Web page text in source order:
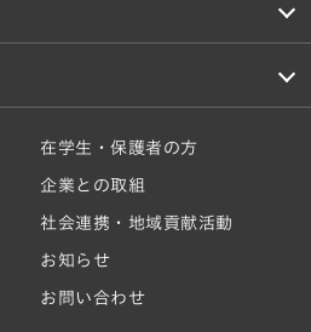
在学生・保護者の方
企業との取組
社会連携・地域貢献活動
お知らせ
お問い合わせ